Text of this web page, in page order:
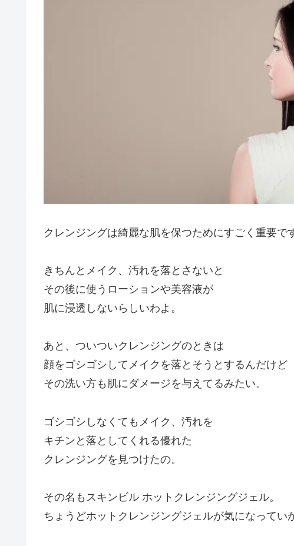
クレンジングは綺麗な肌を保つためにすごく重要で
きちんとメイク、汚れを落とさないと
その後に使うローションや美容液が
肌に浸透しないらしいわよ。
あと、ついついクレンジングのときは
顔をゴシゴシしてメイクを落とそうとするんだけど
その洗い方も肌にダメージを与えてるみたい。
ゴシゴシしなくてもメイク、汚れを
キチンと落としてくれる優れた
クレンジングを見つけたの。
その名もスキンビル ホットクレンジングジェル。
ちょうどホットクレンジングジェルが気になってい